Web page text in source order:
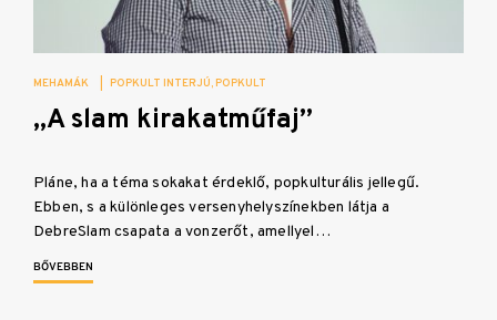
MEHAMÁK POPKULT INTERJÚ POPKULT
„A slam kirakatműfaj”
Pláne, ha a téma sokakat érdeklő, popkulturális jellegű.
Ebben, s a különleges versenyhelyszínekben látja a
DebreSlam csapata a vonzerőt, amellyel…
BŐVEBBEN